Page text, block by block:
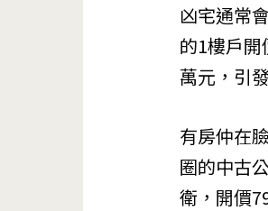
凶宅通常
的1樓戶
萬元，引
有房仲在
圈的中古
衛，開價